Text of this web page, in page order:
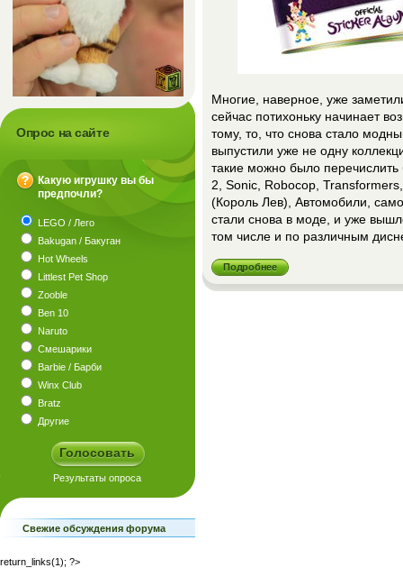
Многие, наверное, уже
сейчас потихоньку начинает
тому, то, что снова стало
выпустили уже не одну
такие можно было перечислить
2, Sonic, Robocop,
(Король Лев), Автомобили,
стали снова в моде, и уже
том числе и по различным
Подробнее
Опрос на сайте
Какую игрушку вы бы
предпочли?
LEGO / Лего
Bakugan / Бакуган
Hot Wheels
Littlest Pet Shop
Zooble
Ben 10
Naruto
Смешарики
Barbie / Барби
Winx Club
Bratz
Другие
Свежие обсуждения форума
return_links(1); ?>